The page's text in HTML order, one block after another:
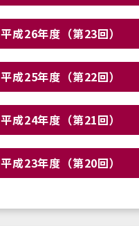
平成26年度（第23回）
平成25年度（第22回）
平成24年度（第21回）
平成23年度（第20回）